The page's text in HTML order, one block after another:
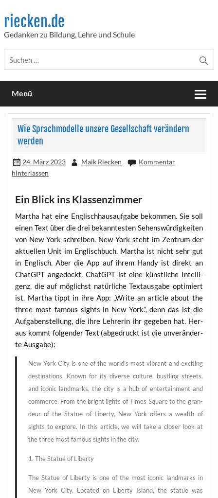
content
riecken.de
Gedanken zu Bildung, Lehre und Schule
Menü
Wie Sprachmodelle unsere Gesellschaft verändern
werden
24. März 2023 Maik Riecken
Kommentar
hinterlassen
Ein Blick ins Klassenzimmer
Mar­tha hat eine Eng­lisch­haus­auf­ga­be bekom­men. Sie soll
einen Text über die drei bekann­tes­ten Sehens­wür­dig­kei­ten
von New York schrei­ben. New York steht im Zen­trum der
aktu­el­len Unit im Eng­lisch­buch. Mar­tha ist nicht sehr gut
in Eng­lisch. Aber die App auf ihrem Han­dy ist direkt an
ChatGPT ange­dockt. ChatGPT ist eine künst­li­che Intel­li­
genz, die auf mög­lichst natür­li­che Text­aus­ga­be opti­miert
ist. Mar­tha tippt in ihre App: „Wri­te an artic­le about the
three most famous sights in New York.“, denn das ist die
Auf­ga­ben­stel­lung, die ihre Leh­re­rin ihr gege­ben hat. Her­
aus kommt fol­gen­der Text (abge­druckt ist die unver­än­der­
te Ausgabe):
New York City is one of the world’s most vibrant and exci­ting
desti­na­ti­ons. Known for its diver­se cul­tu­re, bust­ling streets,
and ico­nic land­marks, the city is a hub of enter­tain­ment and
com­mer­ce. From the bright lights of Times Squa­re to the gran­
deur of the Sta­tue of Liber­ty, New York offers a wealth of
sights to explo­re. In this artic­le, we will take a clo­ser look at
the three most famous sights in the city.
1. The Sta­tue of Liberty
The Sta­tue of Liber­ty is one of the most ico­nic land­marks in
New York City. Loca­ted on Liber­ty Island, the sta­tue was